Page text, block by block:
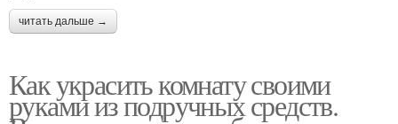
читать дальше →
Как украсить комнату своими
руками из подручных средств.